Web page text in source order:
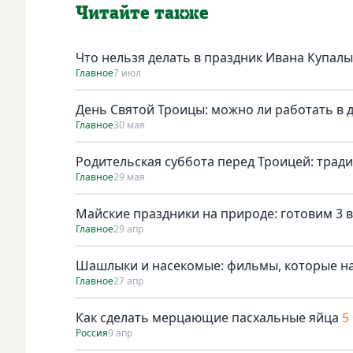
Читайте также
Что нельзя делать в праздник Ивана Купалы
Главное7 июл
День Святой Троицы: можно ли работать в
Главное30 мая
Родительская суббота перед Троицей:
Главное29 мая
Майские праздники на природе: готовим 3
Главное29 апр
Шашлыки и насекомые: фильмы, которые
Главное27 апр
Как сделать мерцающие пасхальные яйца
Россия9 апр